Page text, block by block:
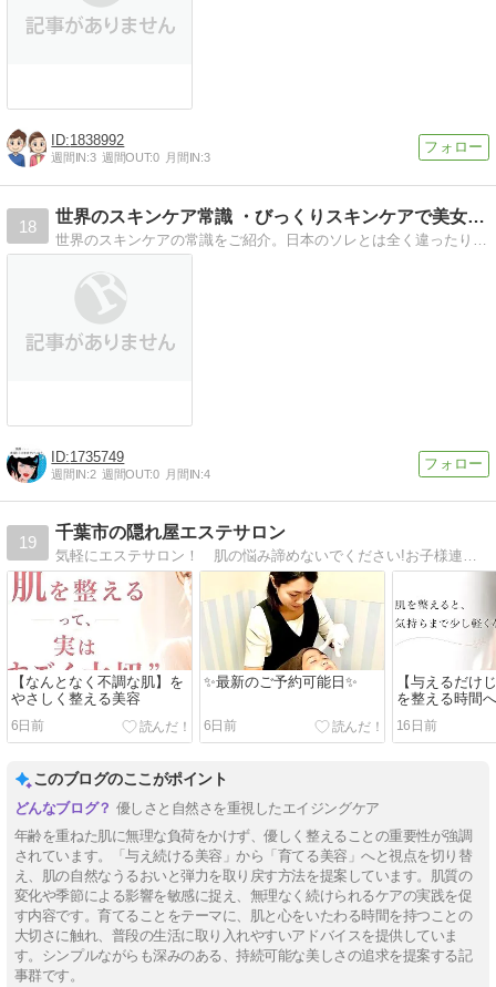
1838992
週間IN:3 週間OUT:0 月間IN:3
18
世界のスキンケア常識 ・びっくりスキンケアで美女になろう。
1735749
週間IN:2 週間OUT:0 月間IN:4
19
千葉市の隠れ屋エステサロン
気軽にエステサロン！ 肌の悩み諦めないでください!お子様連れ.お仕事帰りに.
【なんとなく不調な肌】を
やさしく整える美容
6日前
✨最新のご予約可能日✨
6日前
【与えるだけ
を整える時間
16日前
このブログのここがポイント
優しさと自然さを重視したエイジングケア
年齢を重ねた肌に無理な負荷をかけず、優しく整えることの重要性が強調
されています。「与え続ける美容」から「育てる美容」へと視点を切り替
え、肌の自然なうるおいと弾力を取り戻す方法を提案しています。肌質の
変化や季節による影響を敏感に捉え、無理なく続けられるケアの実践を促
す内容です。育てることをテーマに、肌と心をいたわる時間を持つことの
大切さに触れ、普段の生活に取り入れやすいアドバイスを提供していま
す。シンプルながらも深みのある、持続可能な美しさの追求を提案する記
事群です。